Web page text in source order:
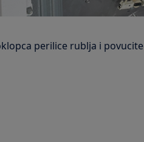
perilice rublja i povucite